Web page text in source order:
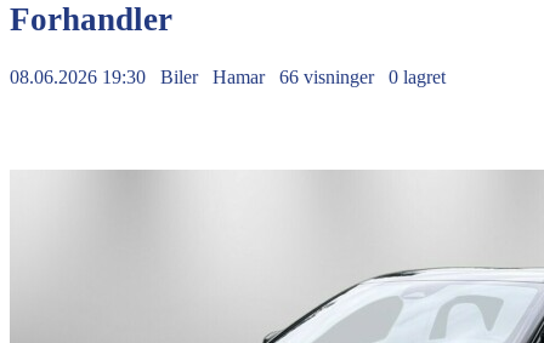
Forhandler
08.06.2026 19:30 Biler Hamar 66 visninger 0 lagret